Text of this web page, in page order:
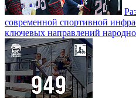
современной спортивной
ключевых направлений